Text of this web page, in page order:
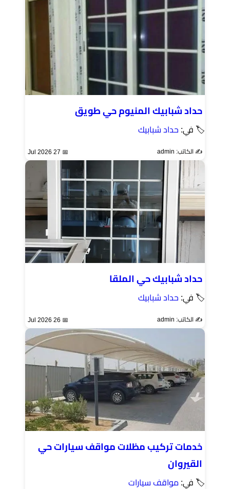
حداد شبابيك المنيوم حي طويق
🏷 في: حداد شبابيك
✍️ الكاتب: admin 📅 27 Jul 2026
حداد شبابيك حي الملقا
🏷 في: حداد شبابيك
✍️ الكاتب: admin 📅 26 Jul 2026
خدمات تركيب مظلات مواقف سيارات حي
القيروان
🏷 في: مواقف سيارات